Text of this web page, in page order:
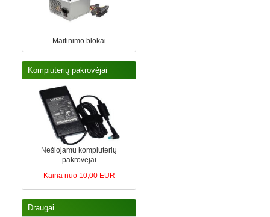
Maitinimo blokai
Kompiuterių pakrovėjai
Nešiojamų kompiuterių
pakrovejai
Kaina nuo 10,00 EUR
Draugai